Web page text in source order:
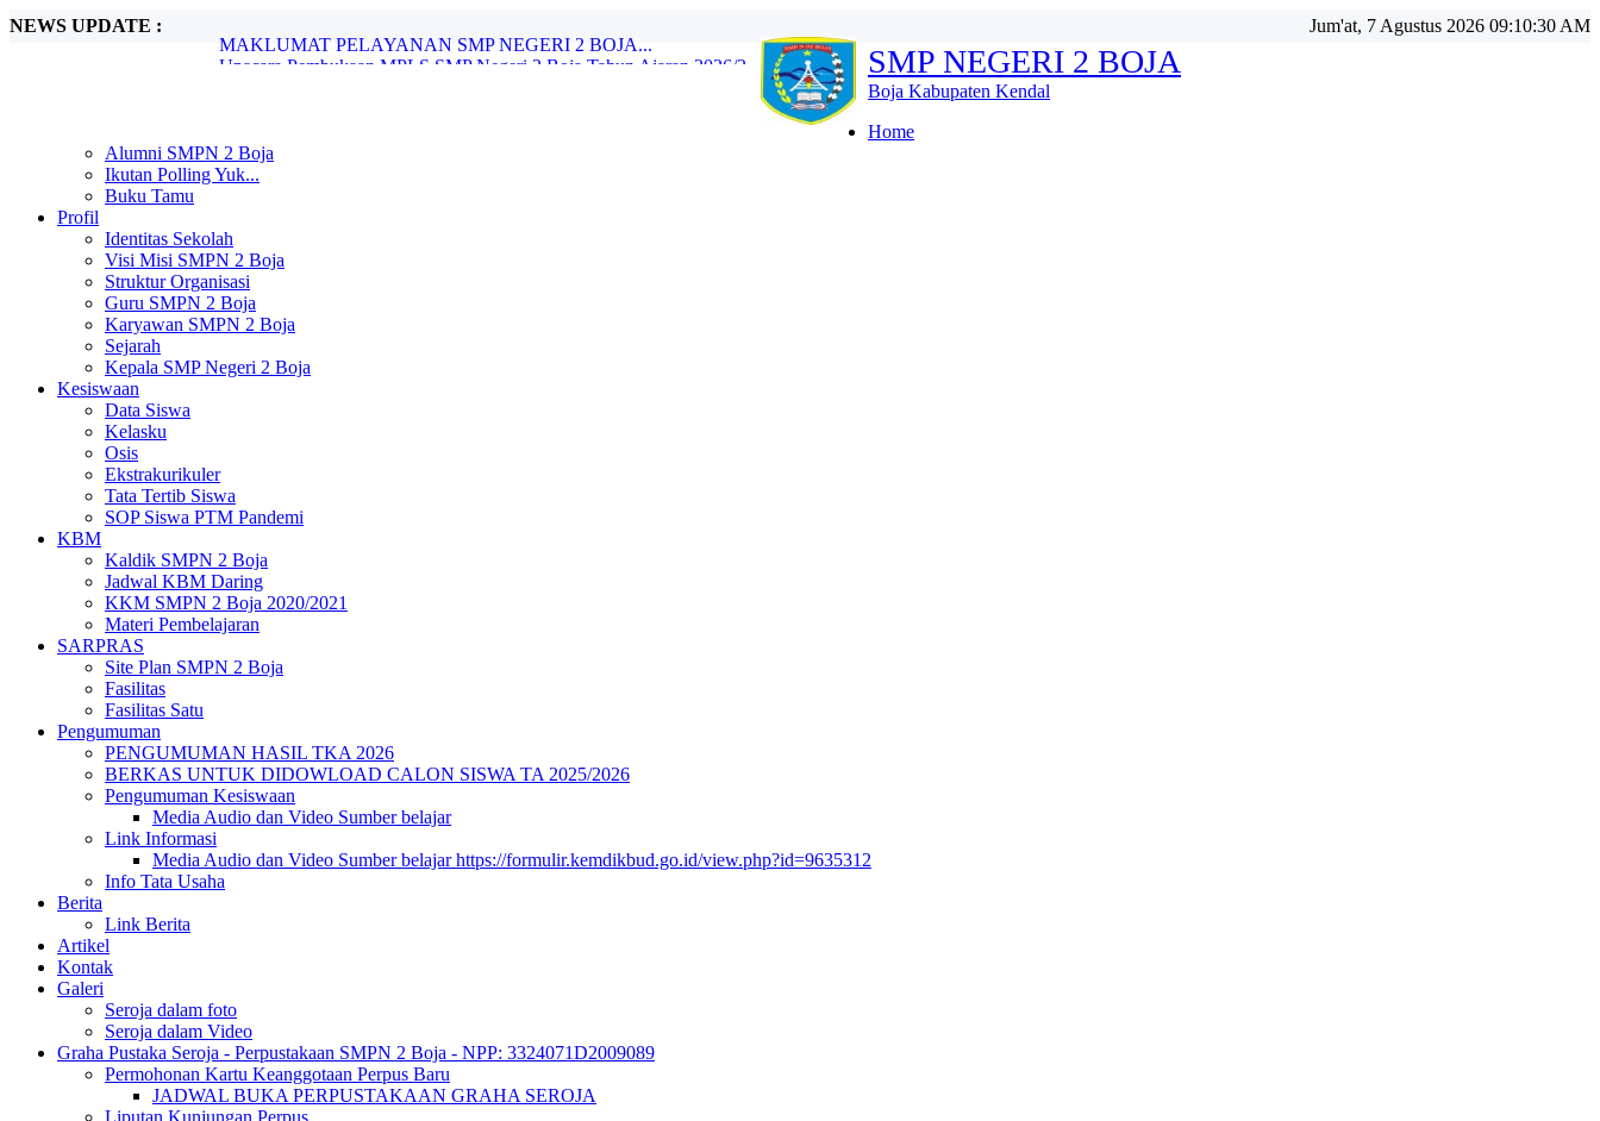
NEWS UPDATE :
Upacara Pembukaan MPLS SMP Negeri 2 Boja Tahun Ajaran 2026/2...
SMP Negeri 2 Boja Melaksanakan In House Training (IHT) Revie...
SMP Negeri 2 Boja Resmi Umumkan Hasil Tes Kompetensi Akademi...
Pengimbasan Adiwiyata SMP Negeri 2 Boja Wujud Upaya Menuju A...
MAKLUMAT PELAYANAN SMP NEGERI 2 BOJA...
Jum'at, 7 Agustus 2026 09:10:32 AM
SMP NEGERI 2 BOJA
Boja Kabupaten Kendal
Home
Alumni SMPN 2 Boja
Ikutan Polling Yuk...
Buku Tamu
Profil
Identitas Sekolah
Visi Misi SMPN 2 Boja
Struktur Organisasi
Guru SMPN 2 Boja
Karyawan SMPN 2 Boja
Sejarah
Kepala SMP Negeri 2 Boja
Kesiswaan
Data Siswa
Kelasku
Osis
Ekstrakurikuler
Tata Tertib Siswa
SOP Siswa PTM Pandemi
KBM
Kaldik SMPN 2 Boja
Jadwal KBM Daring
KKM SMPN 2 Boja 2020/2021
Materi Pembelajaran
SARPRAS
Site Plan SMPN 2 Boja
Fasilitas
Fasilitas Satu
Pengumuman
PENGUMUMAN HASIL TKA 2026
BERKAS UNTUK DIDOWLOAD CALON SISWA TA 2025/2026
Pengumuman Kesiswaan
Media Audio dan Video Sumber belajar
Link Informasi
Media Audio dan Video Sumber belajar https://formulir.kemdikbud.go.id/view.php?id=9635312
Info Tata Usaha
Berita
Link Berita
Artikel
Kontak
Galeri
Seroja dalam foto
Seroja dalam Video
Graha Pustaka Seroja - Perpustakaan SMPN 2 Boja - NPP: 3324071D2009089
Permohonan Kartu Keanggotaan Perpus Baru
JADWAL BUKA PERPUSTAKAAN GRAHA SEROJA
Liputan Kunjungan Perpus